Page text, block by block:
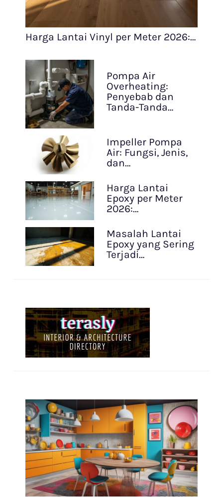
Harga Lantai Vinyl per Meter 2026:…
Pompa Air
Overheating:
Penyebab dan
Tanda-Tanda…
Impeller Pompa
Air: Fungsi, Jenis,
dan…
Harga Lantai
Epoxy per Meter
2026:…
Masalah Lantai
Epoxy yang Sering
Terjadi…